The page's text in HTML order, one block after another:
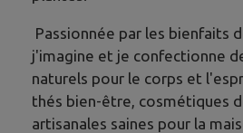
Passionnée par les bienfaits
j'imagine et je confectionne
naturels pour le corps et
thés bien-être, cosmétiques
artisanales saines pour la